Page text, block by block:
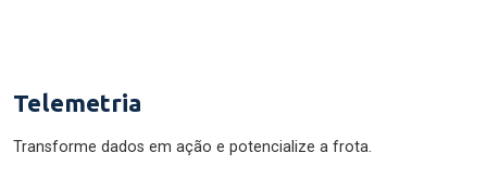
Telemetria
Transforme dados em ação e potencialize a frota.